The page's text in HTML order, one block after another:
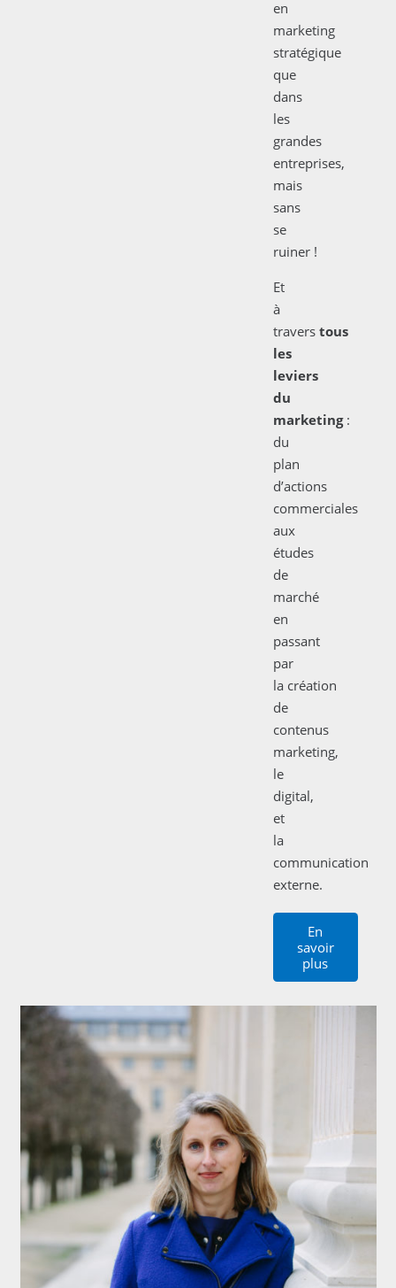
en
marketing
stratégique
que
dans
les
grandes
entreprises,
mais
sans
se
ruiner !
Et
à
travers tous
les
leviers
du
marketing:
du
plan
d’actions
commerciales
aux
études
de
marché
en
passant
par
la création
de
contenus
marketing,
le
digital,
et
la
communication
externe.
En
savoir
plus